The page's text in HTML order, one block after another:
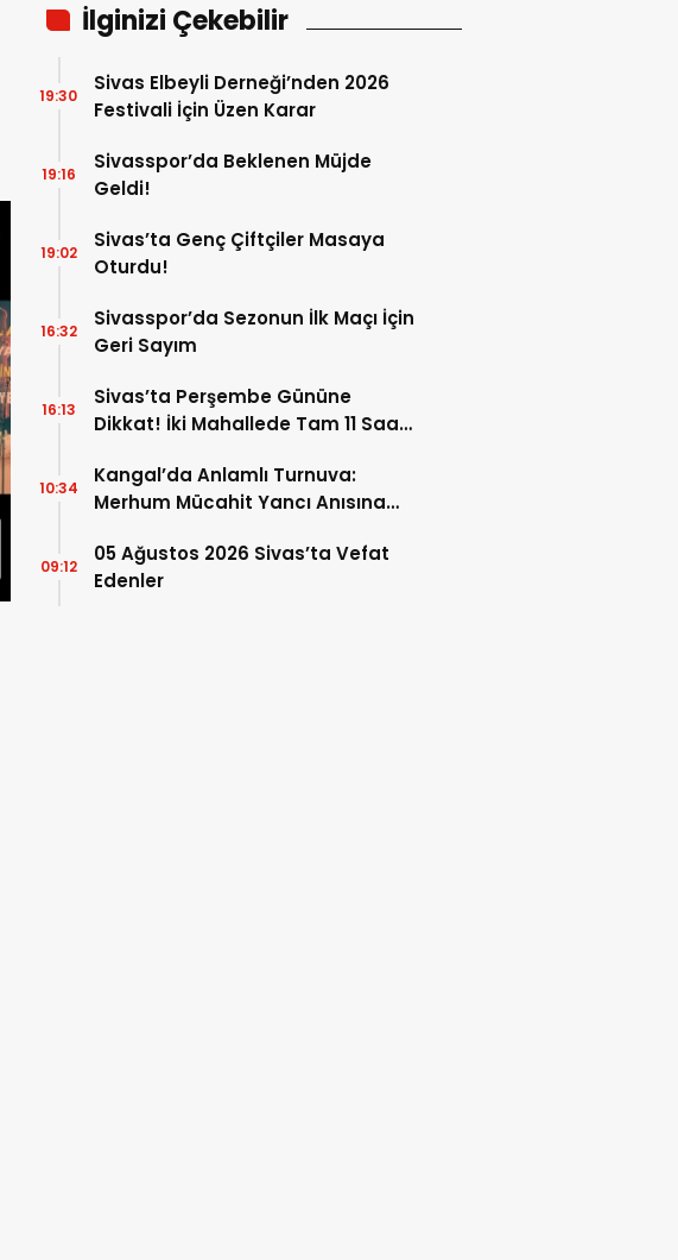
İlginizi Çekebilir
Sivas Elbeyli Derneği’nden 2026
Festivali İçin Üzen Karar
19:30
Sivasspor’da Beklenen Müjde
Geldi!
19:16
Sivas’ta Genç Çiftçiler Masaya
Oturdu!
19:02
Sivasspor’da Sezonun İlk Maçı İçin
Geri Sayım
16:32
Sivas’ta Perşembe Gününe
Dikkat! İki Mahallede Tam 11 Saat
16:13
Kangal’da Anlamlı Turnuva:
Merhum Mücahit Yancı Anısına
10:34
05 Ağustos 2026 Sivas’ta Vefat
Edenler
09:12